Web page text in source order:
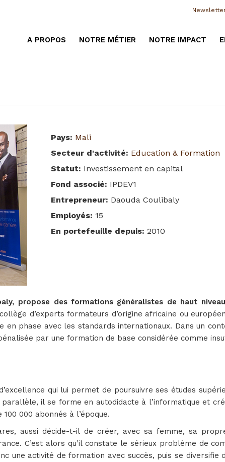
A PROPOS NOTRE MÉTIER NOTRE IMPACT
Pays: Mali
Secteur d'activité: Education & Formation
Statut: Investissement en capital
Fond associé: IPDEV1
Entrepreneur: Daouda Coulibaly
Employés: 15
En portefeuille depuis: 2010
propose des formations généralistes de haut
d’experts formateurs d’origine africaine ou
phase avec les standards internationaux. Dans un
par une formation de base considérée comme
qui lui permet de poursuivre ses études
il se forme en autodidacte à l’informatique et
000 abonnés à l’époque.
aussi décide-t-il de créer, avec sa femme, sa
C’est alors qu’il constate le sérieux problème de
une activité de formation avec succès, puis se diversifie